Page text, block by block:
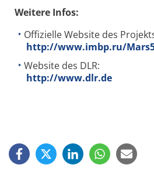
Weitere Infos:
Offizielle Website des
http://www.imbp.ru/
Website des DLR:
http://www.dlr.de